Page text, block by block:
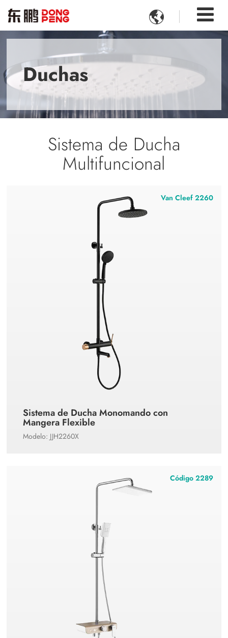

Duchas
Sistema de Ducha
Multifuncional
Van Cleef 2260
Sistema de Ducha Monomando con
Mangera Flexible
Modelo: JJH2260X
Código 2289